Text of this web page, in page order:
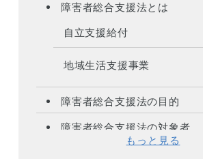
障害者総合支援法とは
自立支援給付
地域生活支援事業
障害者総合支援法の目的
障害者総合支援法の対象者
もっと見る